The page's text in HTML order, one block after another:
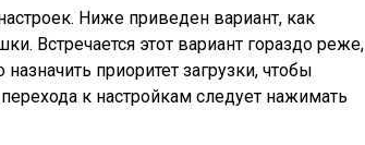
Ниже приведен вариант, как
Встречается этот вариант гораздо реже,
приоритет загрузки, чтобы
к настройкам следует нажимать